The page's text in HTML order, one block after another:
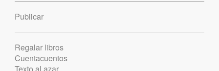
Publicar
Regalar libros
Cuentacuentos
Texto al azar